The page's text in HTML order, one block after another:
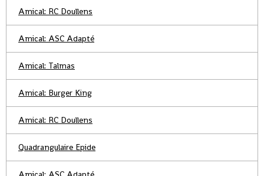
Amical: RC Doullens
Amical: ASC Adapté
Amical: Talmas
Amical: Burger King
Amical: RC Doullens
Quadrangulaire Epide